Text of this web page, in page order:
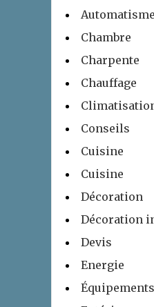
Automatisme
Chambre
Charpente
Chauffage
Conseils
Cuisine
Cuisine
Décoration
Décoration
Devis
Energie
Équipements